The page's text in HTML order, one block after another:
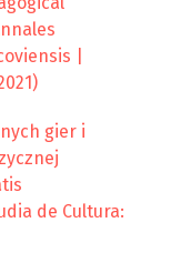
|
gier i
de Cultura: